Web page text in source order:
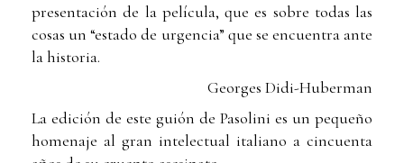
presentación de la película, que es sobre todas las
cosas un “estado de urgencia” que se encuentra ante
la historia.
Georges Didi-Huberman
La edición de este guión de Pasolini es un pequeño
homenaje al gran intelectual italiano a cincuenta